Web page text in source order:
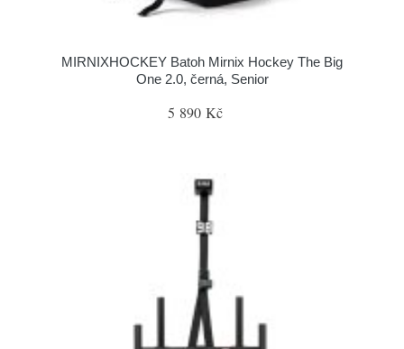
MIRNIXHOCKEY Batoh Mirnix Hockey The Big
One 2.0, černá, Senior
5 890 Kč